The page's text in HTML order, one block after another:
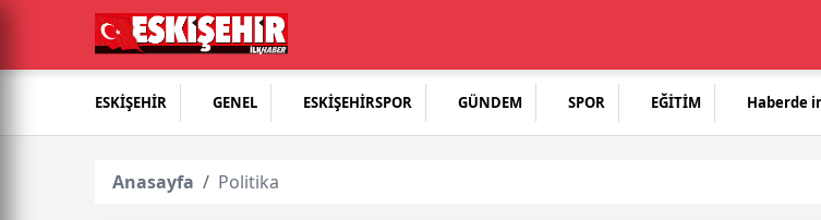
ESKİŞEHİR GENEL ESKİŞEHİRSPOR GÜNDEM SPOR EĞİTİM Haberde
Anasayfa Politika